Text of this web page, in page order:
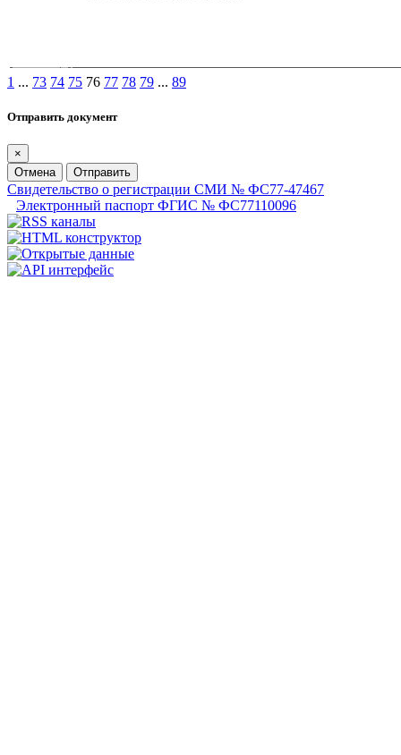
1 ... 73 74 75 76 77 78 79 ... 89
Отправить документ
×
Отмена
Отправить
Свидетельство о регистрации СМИ № ФС77-47467
Электронный паспорт ФГИС № ФС77110096